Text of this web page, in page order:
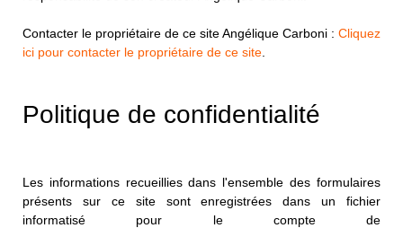
Contacter le propriétaire de ce site Angélique Carboni : Cliquez
ici pour contacter le propriétaire de ce site
Politique de confidentialité
Les informations recueillies dans l'ensemble des formulaires
présents sur ce site sont enregistrées dans un fichier
informatisé pour le compte de